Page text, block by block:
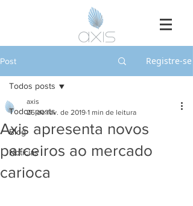
Post Registre-se
Todos posts
Blog
Notícias
Todos posts
Axis apresenta novos
parceiros ao mercado
carioca
axis
25 de fev. de 2019 1 min de leitura